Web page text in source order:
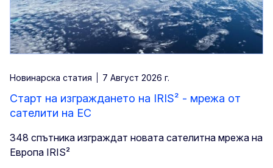
Новинарска статия 7 Aвгуст 2026 г.
Старт на изграждането на IRIS² - мрежа от
сателити на ЕС
348 спътника изграждат новата сателитна мрежа на
Европа IRIS²